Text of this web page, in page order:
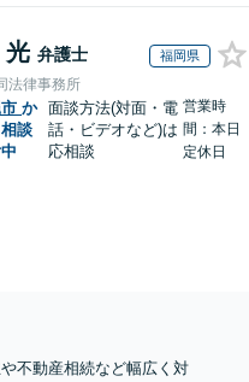
光 弁護士 福岡県
法律事務所
か
談
面談方法(対面・電
話・ビデオなど)は
応相談
営業時
間：本日
定休日
不動産相続など幅広く対